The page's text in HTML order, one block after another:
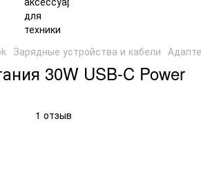
Зарядные устройства и кабели
30W USB-C Power
1 отзыв